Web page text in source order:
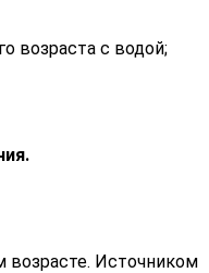
возраста с водой;
возрасте. Источником